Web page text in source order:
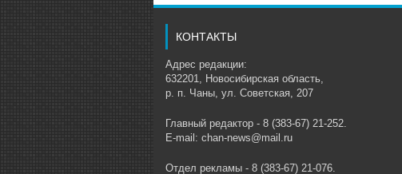
КОНТАКТЫ
Адрес редакции:
632201, Новосибирская область,
р. п. Чаны, ул. Советская, 207
Главный редактор - 8 (383-67) 21-252.
E-mail: chan-news@mail.ru
Отдел рекламы - 8 (383-67) 21-076.